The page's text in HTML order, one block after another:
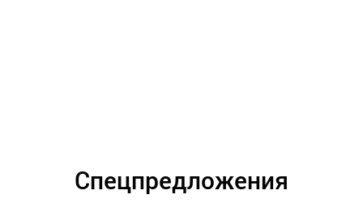
Спецпредложения